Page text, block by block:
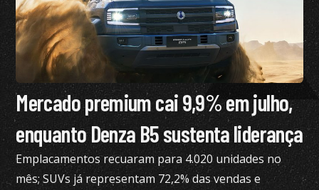
Mercado premium cai 9,9% em julho,
enquanto Denza B5 sustenta liderança
Emplacamentos recuaram para 4.020 unidades no
mês; SUVs já representam 72,2% das vendas e